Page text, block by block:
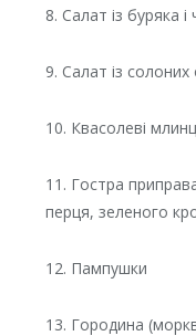
8. Салат із буряка
9. Салат із солоних
10. Квасолеві
11. Гостра
перця, зеленого
12. Пампушки
13. Городина